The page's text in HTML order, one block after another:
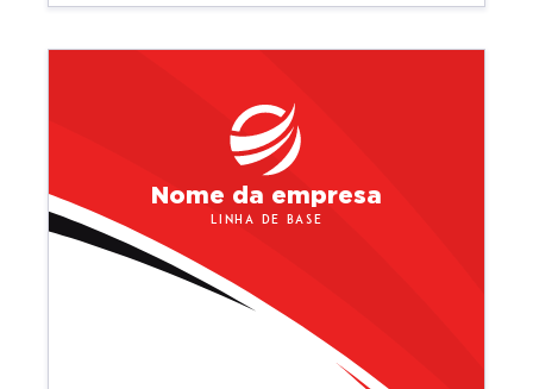
Nome da empresa
Linha de base